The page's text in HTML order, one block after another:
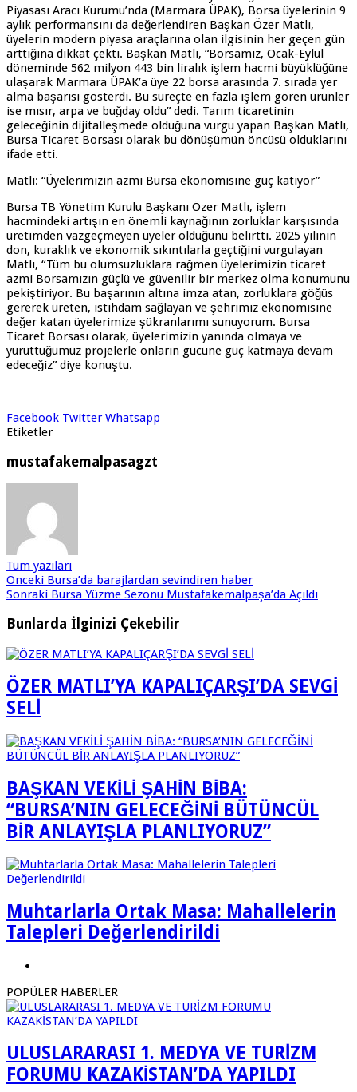
Piyasası Aracı Kurumu’nda (Marmara ÜPAK), Borsa üyelerinin 9
aylık performansını da değerlendiren Başkan Özer Matlı,
üyelerin modern piyasa araçlarına olan ilgisinin her geçen gün
arttığına dikkat çekti. Başkan Matlı, “Borsamız, Ocak-Eylül
döneminde 562 milyon 443 bin liralık işlem hacmi büyüklüğüne
ulaşarak Marmara ÜPAK’a üye 22 borsa arasında 7. sırada yer
alma başarısı gösterdi. Bu süreçte en fazla işlem gören ürünler
ise mısır, arpa ve buğday oldu” dedi. Tarım ticaretinin
geleceğinin dijitalleşmede olduğuna vurgu yapan Başkan Matlı,
Bursa Ticaret Borsası olarak bu dönüşümün öncüsü olduklarını
ifade etti.
Matlı: “Üyelerimizin azmi Bursa ekonomisine güç katıyor”
Bursa TB Yönetim Kurulu Başkanı Özer Matlı, işlem
hacmindeki artışın en önemli kaynağının zorluklar karşısında
üretimden vazgeçmeyen üyeler olduğunu belirtti. 2025 yılının
don, kuraklık ve ekonomik sıkıntılarla geçtiğini vurgulayan
Matlı, “Tüm bu olumsuzluklara rağmen üyelerimizin ticaret
azmi Borsamızın güçlü ve güvenilir bir merkez olma konumunu
pekiştiriyor. Bu başarının altına imza atan, zorluklara göğüs
gererek üreten, istihdam sağlayan ve şehrimiz ekonomisine
değer katan üyelerimize şükranlarımı sunuyorum. Bursa
Ticaret Borsası olarak, üyelerimizin yanında olmaya ve
yürüttüğümüz projelerle onların gücüne güç katmaya devam
edeceğiz” diye konuştu.
Facebook Twitter Whatsapp
Etiketler
mustafakemalpasagzt
Tüm yazıları
Önceki Bursa’da barajlardan sevindiren haber
Sonraki Bursa Yüzme Sezonu Mustafakemalpaşa’da Açıldı
Bunlarda İlginizi Çekebilir
ÖZER MATLI’YA KAPALIÇARŞI’DA SEVGİ
SELİ
BAŞKAN VEKİLİ ŞAHİN BİBA:
“BURSA’NIN GELECEĞİNİ BÜTÜNCÜL
BİR ANLAYIŞLA PLANLIYORUZ”
Muhtarlarla Ortak Masa: Mahallelerin
Talepleri Değerlendirildi
POPÜLER HABERLER
ULUSLARARASI 1. MEDYA VE TURİZM
FORUMU KAZAKİSTAN’DA YAPILDI